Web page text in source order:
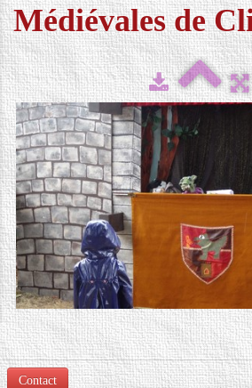
FESTIVAL 2026
MÉDIAS▼
CONTACT
LOCATION DE
Médiévales de
Contact